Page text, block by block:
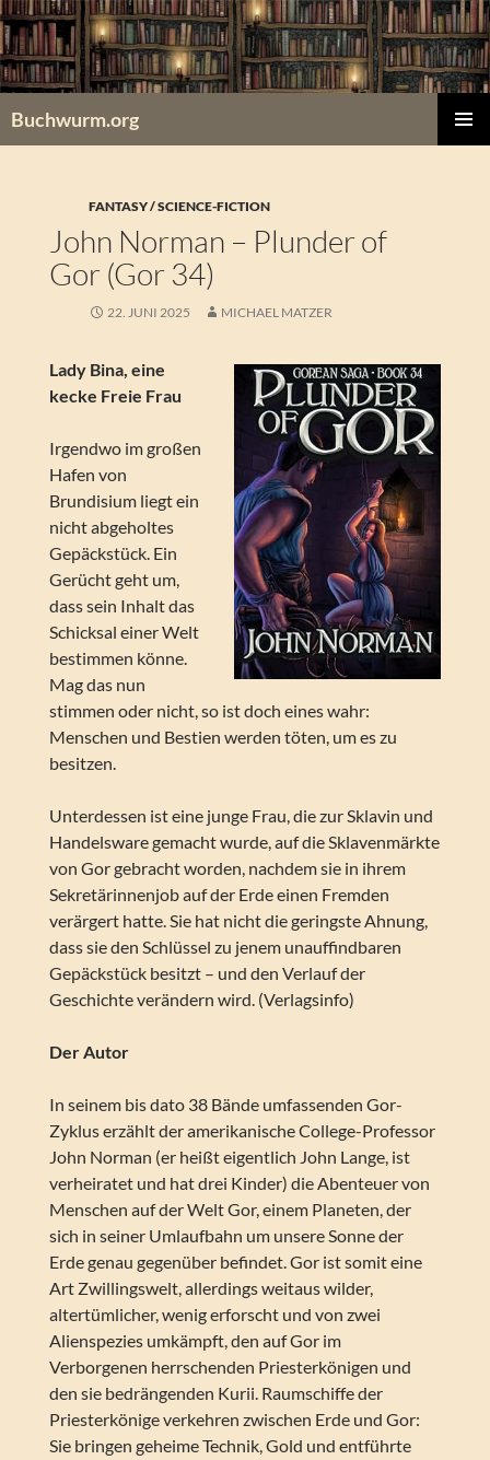
Zum
Inhalt
springen
Buchwurm.org
FANTASY / SCIENCE-FICTION
John Norman – Plunder of
Gor (Gor 34)
22. JUNI 2025 MICHAEL MATZER
Lady Bina, eine
kecke Freie Frau
Irgendwo im großen
Hafen von
Brundisium liegt ein
nicht abgeholtes
Gepäckstück. Ein
Gerücht geht um,
dass sein Inhalt das
Schicksal einer Welt
bestimmen könne.
Mag das nun
stimmen oder nicht, so ist doch eines wahr:
Menschen und Bestien werden töten, um es zu
besitzen.
Unterdessen ist eine junge Frau, die zur Sklavin und
Handelsware gemacht wurde, auf die Sklavenmärkte
von Gor gebracht worden, nachdem sie in ihrem
Sekretärinnenjob auf der Erde einen Fremden
verärgert hatte. Sie hat nicht die geringste Ahnung,
dass sie den Schlüssel zu jenem unauffindbaren
Gepäckstück besitzt – und den Verlauf der
Geschichte verändern wird. (Verlagsinfo)
Der Autor
In seinem bis dato 38 Bände umfassenden Gor-
Zyklus erzählt der amerikanische College-Professor
John Norman (er heißt eigentlich John Lange, ist
verheiratet und hat drei Kinder) die Abenteuer von
Menschen auf der Welt Gor, einem Planeten, der
sich in seiner Umlaufbahn um unsere Sonne der
Erde genau gegenüber befindet. Gor ist somit eine
Art Zwillingswelt, allerdings weitaus wilder,
altertümlicher, wenig erforscht und von zwei
Alienspezies umkämpft, den auf Gor im
Verborgenen herrschenden Priesterkönigen und
den sie bedrängenden Kurii. Raumschiffe der
Priesterkönige verkehren zwischen Erde und Gor:
Sie bringen geheime Technik, Gold und entführte